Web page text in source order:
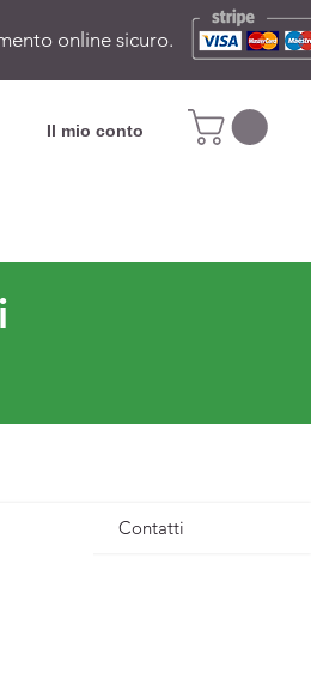
online sicuro.
Il mio conto
Contatti